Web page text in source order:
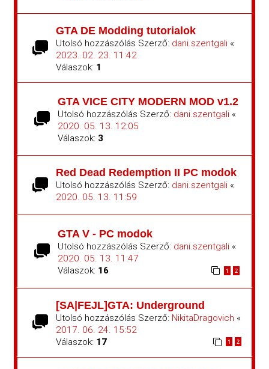
GTA DE Modding tutorialok
Utolsó hozzászólás Szerző: dani.szentgali«
2023. 02. 23. 11:42
Válaszok: 1
GTA VICE CITY MODERN MOD v1.2
Utolsó hozzászólás Szerző: dani.szentgali«
2020. 05. 13. 12:05
Válaszok: 3
Red Dead Redemption II PC modok
Utolsó hozzászólás Szerző: dani.szentgali«
2020. 05. 13. 11:59
GTA V - PC modok
Utolsó hozzászólás Szerző: dani.szentgali«
2020. 05. 13. 11:47
Válaszok: 16 1 2
[SA|FEJL]GTA: Underground
Utolsó hozzászólás Szerző: NikitaDragovich «
2017. 06. 24. 15:52
Válaszok: 17 1 2